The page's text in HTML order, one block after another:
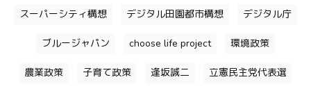
スーパーシティ構想 デジタル田園都市構想 デジタル庁
ブルージャパン choose life project 環境政策
農業政策 子育て政策 逢坂誠二 立憲民主党代表選